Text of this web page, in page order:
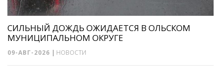
СИЛЬНЫЙ ДОЖДЬ ОЖИДАЕТСЯ В ОЛЬСКОМ
МУНИЦИПАЛЬНОМ ОКРУГЕ
09-АВГ-2026 | НОВОСТИ